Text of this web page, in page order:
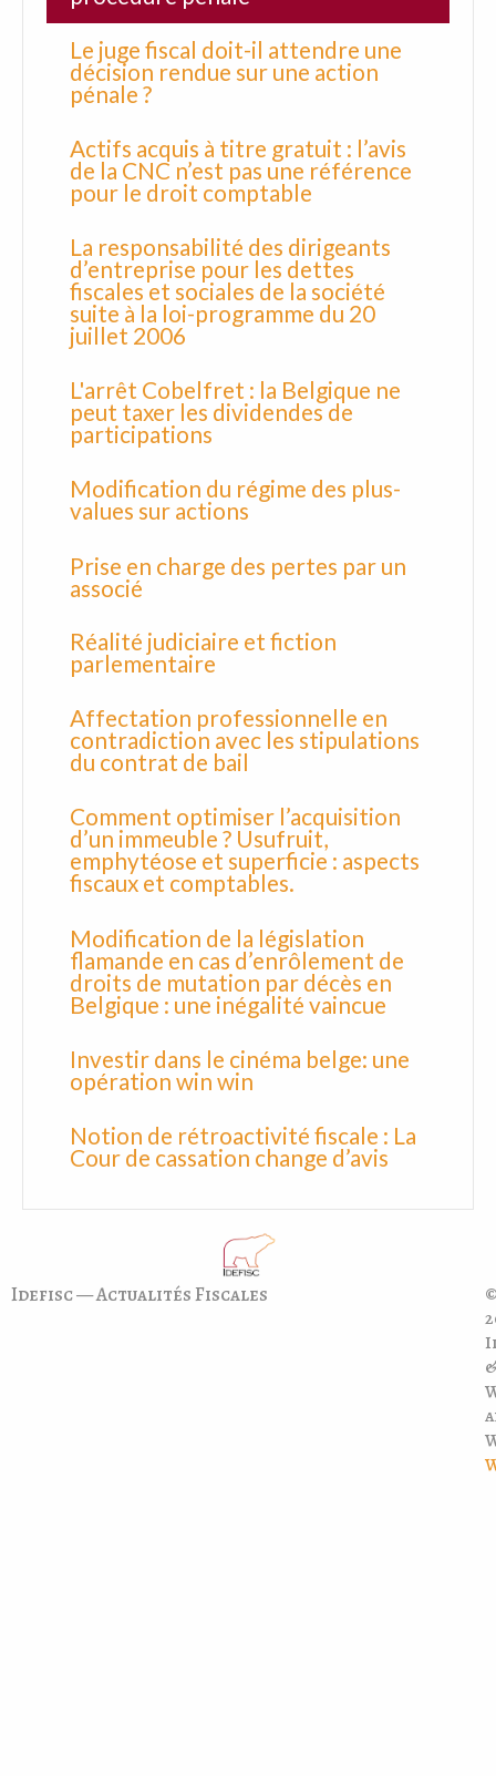
Le juge fiscal doit-il attendre une
décision rendue sur une action
pénale ?
Actifs acquis à titre gratuit : l’avis
de la CNC n’est pas une référence
pour le droit comptable
La responsabilité des dirigeants
d’entreprise pour les dettes
fiscales et sociales de la société
suite à la loi-programme du 20
juillet 2006
L'arrêt Cobelfret : la Belgique ne
peut taxer les dividendes de
participations
Modification du régime des plus-
values sur actions
Prise en charge des pertes par un
associé
Réalité judiciaire et fiction
parlementaire
Affectation professionnelle en
contradiction avec les stipulations
du contrat de bail
Comment optimiser l’acquisition
d’un immeuble ? Usufruit,
emphytéose et superficie : aspects
fiscaux et comptables.
Modification de la législation
flamande en cas d’enrôlement de
droits de mutation par décès en
Belgique : une inégalité vaincue
Investir dans le cinéma belge: une
opération win win
Notion de rétroactivité fiscale : La
Cour de cassation change d’avis
Idefisc — Actualités Fiscales